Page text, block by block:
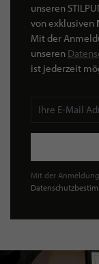
unseren
von exklusiven
Mit der
unseren
ist jederzeit
Mit der